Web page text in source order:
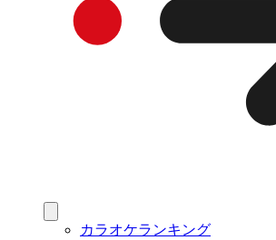
カラオケランキング